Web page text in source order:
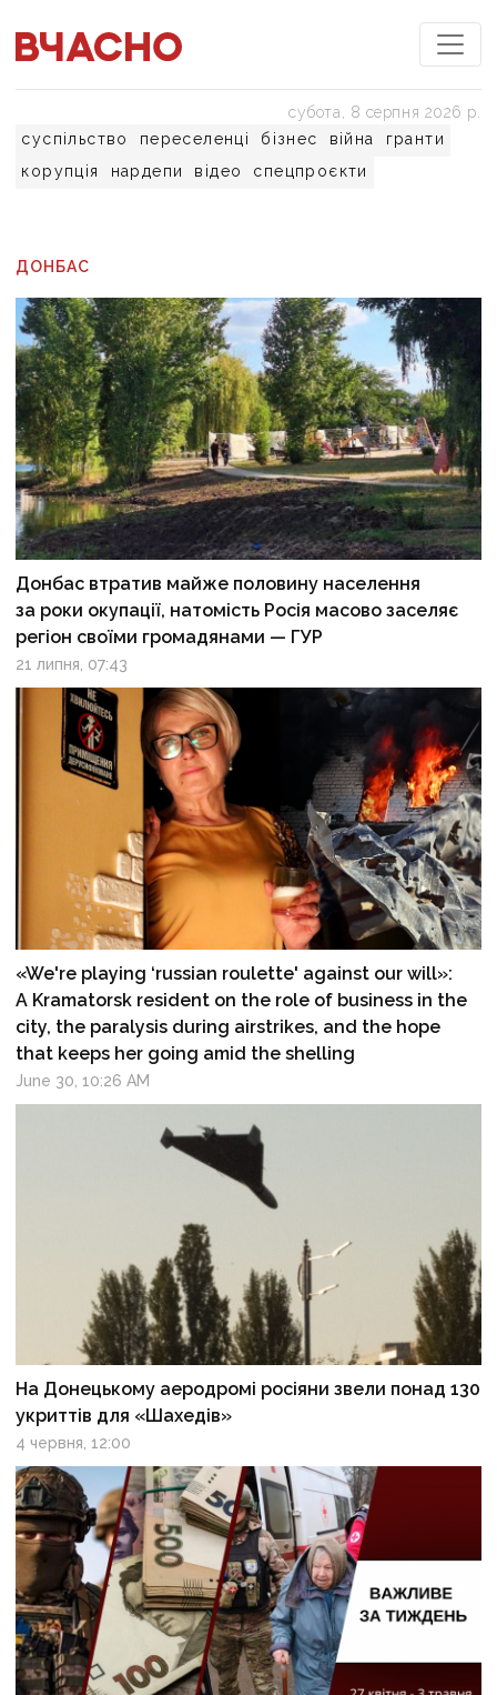
суспільство переселенці бізнес війна
гранти
корупція
нардепи відео спецпроєкти
субота, 8 серпня 2026 р.
ДОНБАС
Донбас втратив майже половину населення
за роки окупації, натомість Росія масово заселяє
регіон своїми громадянами — ГУР
21 липня, 07:43
«We're playing ‘russian roulette' against our will»:
A Kramatorsk resident on the role of business in the
city, the paralysis during airstrikes, and the hope
that keeps her going amid the shelling
June 30, 10:26 AM
На Донецькому аеродромі росіяни звели понад 130
укриттів для «Шахедів»
4 червня, 12:00